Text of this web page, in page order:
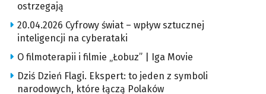
ostrzegają
20.04.2026 Cyfrowy świat – wpływ sztucznej
inteligencji na cyberataki
O filmoterapii i filmie „Łobuz” | Iga Movie
Dziś Dzień Flagi. Ekspert: to jeden z symboli
narodowych, które łączą Polaków